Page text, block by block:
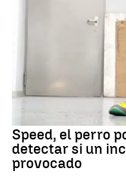
Speed, el perro
detectar si un
provocado